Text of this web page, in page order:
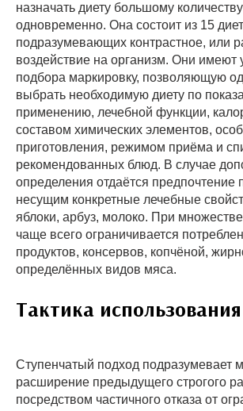
назначать диету большому
одновременно. Она состоит из 15
подразумевающих контрастное, или
воздействие на организм. Они имеют
подбора маркировку, позволяющую
выбрать необходимую диету по
применению, лечебной функции,
составом химических элементов,
приготовления, режимом приёма и
рекомендованных блюд. В случае
определения отдаётся предпочтение
несущим конкретные лечебные
яблоки, арбуз, молоко. При
чаще всего ограничивается
продуктов, консервов, копчёной,
определённых видов мяса.
Тактика
Ступенчатый подход подразумевает
расширение предыдущего строгого
посредством частичного отказа от